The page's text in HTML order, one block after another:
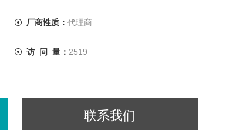
厂商性质： 代理商
访 问 量： 2519
联系我们